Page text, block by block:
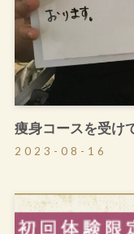
痩身コースを受け
2023-08-16